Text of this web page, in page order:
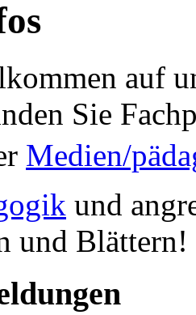
auf
Sie
Medien/
und
und Blättern!